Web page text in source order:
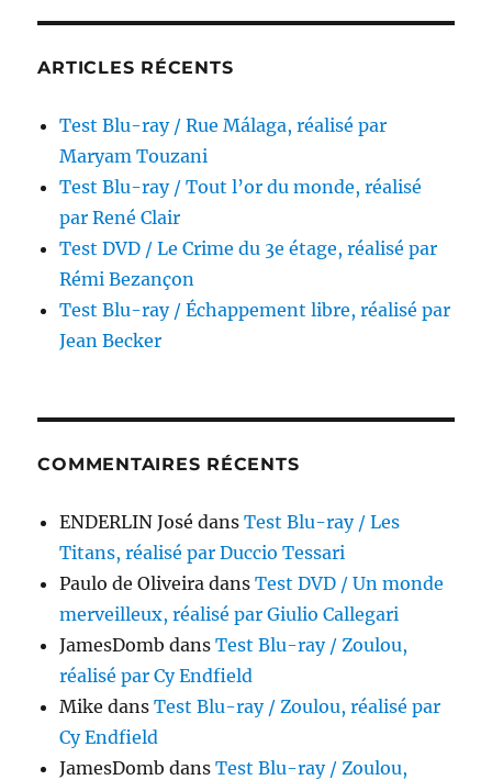
ARTICLES RÉCENTS
Test Blu-ray / Rue Málaga, réalisé par
Maryam Touzani
Test Blu-ray / Tout l’or du monde, réalisé
par René Clair
Test DVD / Le Crime du 3e étage, réalisé par
Rémi Bezançon
Test Blu-ray / Échappement libre, réalisé par
Jean Becker
COMMENTAIRES RÉCENTS
ENDERLIN José dansTest Blu-ray / Les
Titans, réalisé par Duccio Tessari
Paulo de Oliveira dansTest DVD / Un monde
merveilleux, réalisé par Giulio Callegari
JamesDomb dansTest Blu-ray / Zoulou,
réalisé par Cy Endfield
Mike dansTest Blu-ray / Zoulou, réalisé par
Cy Endfield
JamesDomb dansTest Blu-ray / Zoulou,